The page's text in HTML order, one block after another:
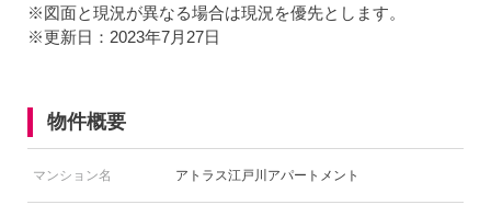
※図面と現況が異なる場合は現況を優先とします。
※更新日：2023年7月27日
物件概要
マンション名 アトラス江戸川アパートメント